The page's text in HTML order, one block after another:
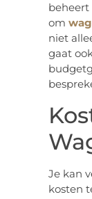
beheert
om
niet
gaat
Je kan
kosten